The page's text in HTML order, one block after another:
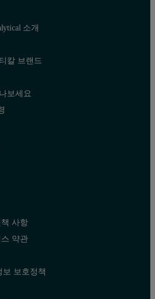
소개
칼 브랜드
보세요
사항
약관
보 보호정책